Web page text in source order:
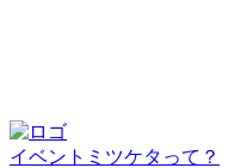
イベントミツケタって？